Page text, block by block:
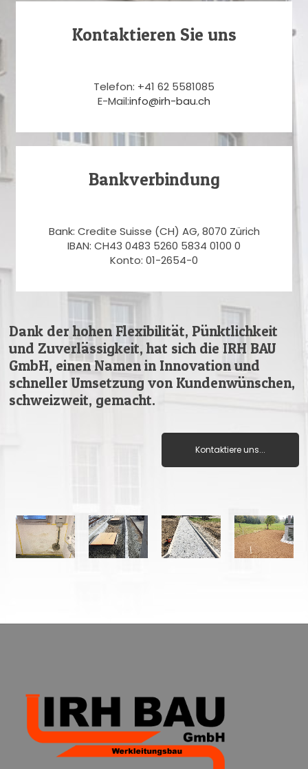
Kontaktieren Sie uns
Telefon: +41 62 5581085
E-Mail:info@irh-bau.ch
Bankverbindung
Bank: Credite Suisse (CH) AG, 8070 Zürich
IBAN: CH43 0483 5260 5834 0100 0
Konto: 01-2654-0
Dank der hohen Flexibilität, Pünktlichkeit
und Zuverlässigkeit, hat sich die IRH BAU
GmbH, einen Namen in Innovation und
schneller Umsetzung von Kundenwünschen,
schweizweit, gemacht.
Kontaktiere uns...